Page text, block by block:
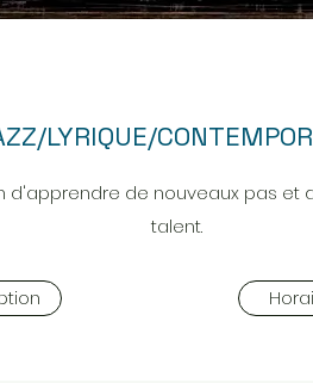
LYRIQUE/
d'apprendre de nouveaux pas et
talent.